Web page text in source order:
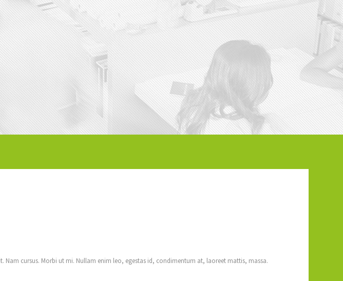
Nam cursus. Morbi ut mi. Nullam enim leo, egestas id, condimentum at, laoreet mattis, massa.